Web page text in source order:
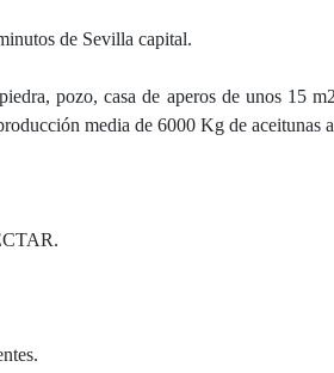
de Sevilla capital.
pozo, casa de aperos de unos 15
media de 6000 Kg de aceitunas